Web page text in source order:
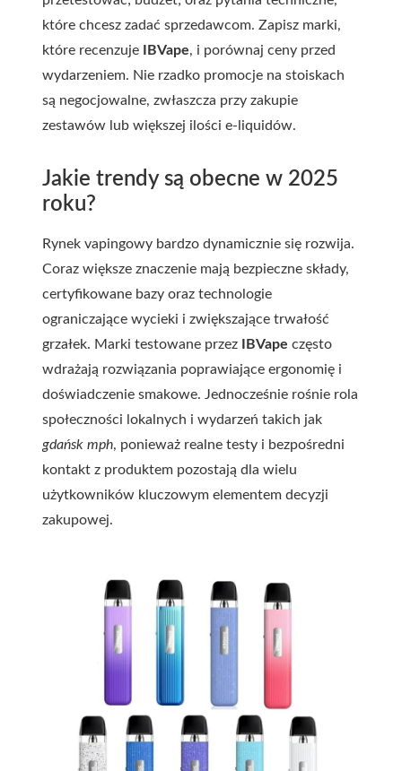
które chcesz zadać sprzedawcom. Zapisz marki,
które recenzuje
IBVape, i porównaj ceny przed
wydarzeniem. Nie rzadko promocje na stoiskach
są negocjowalne, zwłaszcza przy zakupie
zestawów lub większej ilości e-liquidów.
Jakie trendy są obecne w 2025
roku?
Rynek vapingowy bardzo dynamicznie się rozwija.
Coraz większe znaczenie mają bezpieczne składy,
certyfikowane bazy oraz technologie
ograniczające wycieki i zwiększające trwałość
grzałek. Marki testowane przez
IBVape często
wdrażają rozwiązania poprawiające ergonomię i
doświadczenie smakowe. Jednocześnie rośnie rola
społeczności lokalnych i wydarzeń takich jak
gdańsk mph, ponieważ realne testy i bezpośredni
kontakt z produktem pozostają dla wielu
użytkowników kluczowym elementem decyzji
zakupowej.